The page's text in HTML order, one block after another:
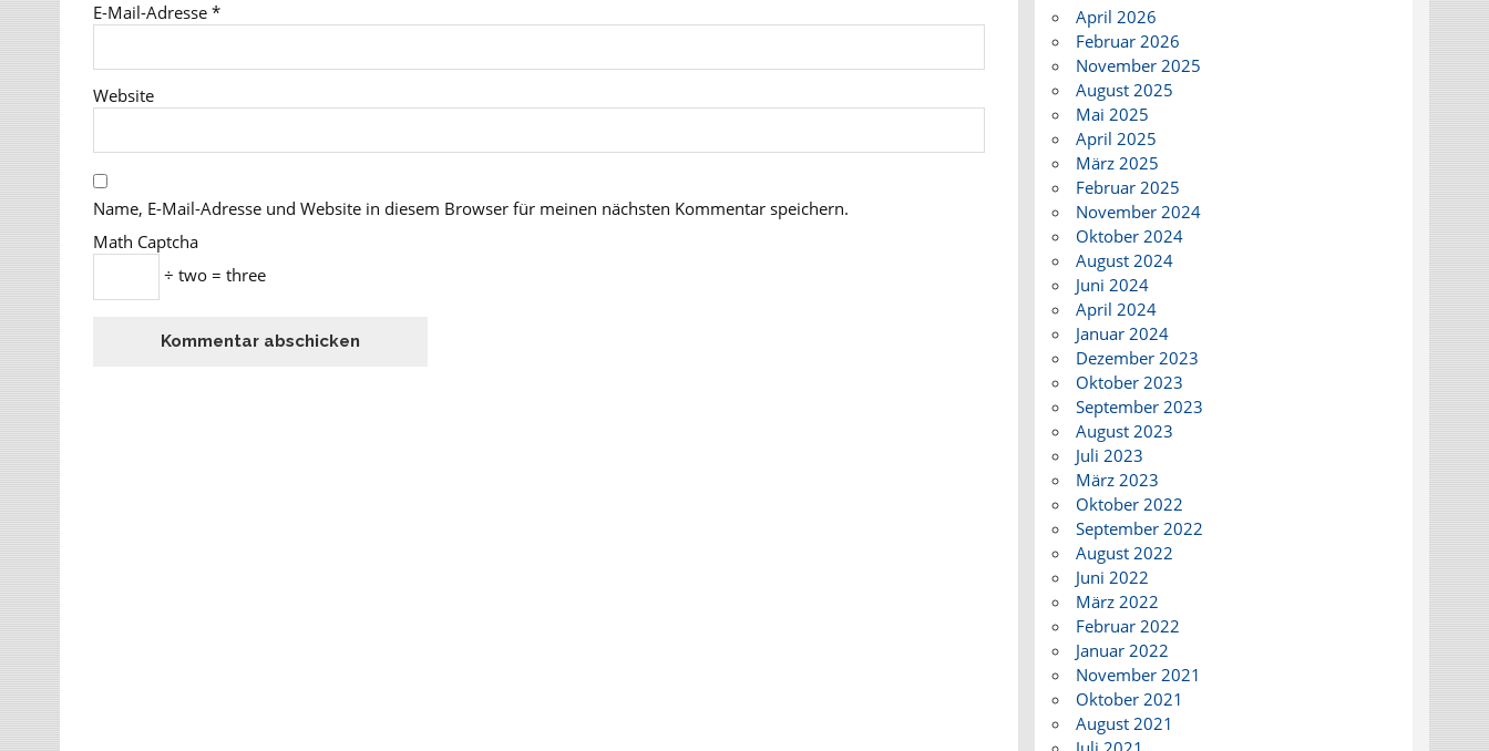
E-Mail-Adresse*
Website
Name, E-Mail-Adresse und Website in diesem Browser für meinen nächsten Kommentar speichern.
Math Captcha
÷ two = three
April 2026
Februar 2026
November 2025
August 2025
Mai 2025
April 2025
März 2025
Februar 2025
November 2024
Oktober 2024
August 2024
Juni 2024
April 2024
Januar 2024
Dezember 2023
Oktober 2023
September 2023
August 2023
Juli 2023
März 2023
Oktober 2022
September 2022
August 2022
Juni 2022
März 2022
Februar 2022
Januar 2022
November 2021
Oktober 2021
August 2021